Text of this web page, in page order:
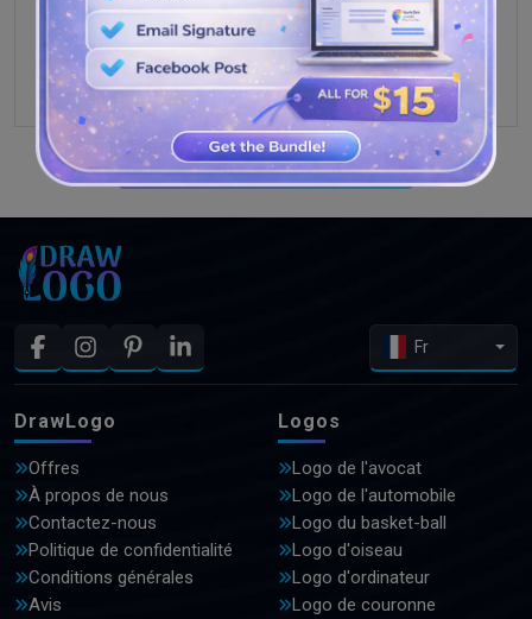
VOIR PLUS DE CONCEPTIONS
Fr
DrawLogo
Offres
À propos de nous
Contactez-nous
Politique de confidentialité
Conditions générales
Avis
Logos
Logo de l'avocat
Logo de l'automobile
Logo du basket-ball
Logo d'oiseau
Logo d'ordinateur
Logo de couronne